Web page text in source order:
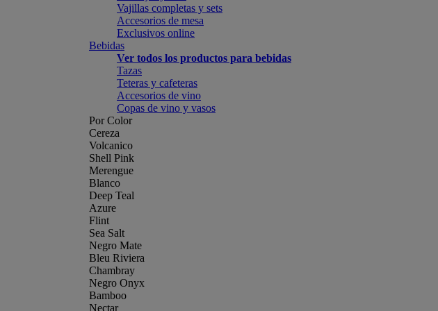
Vajillas completas y sets
Accesorios de mesa
Exclusivos online
Bebidas
Ver todos los productos para bebidas
Tazas
Teteras y cafeteras
Accesorios de vino
Copas de vino y vasos
Por Color
Cereza
Volcanico
Shell Pink
Merengue
Blanco
Deep Teal
Azure
Flint
Sea Salt
Negro Mate
Bleu Riviera
Chambray
Negro Onyx
Bamboo
Nectar